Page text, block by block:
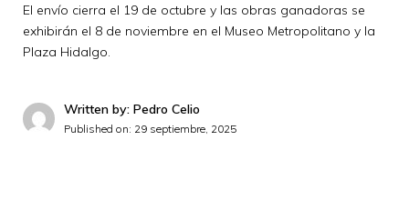
El envío cierra el 19 de octubre y las obras ganadoras se
exhibirán el 8 de noviembre en el Museo Metropolitano y la
Plaza Hidalgo.
Written by: Pedro Celio
Published on: 29 septiembre, 2025